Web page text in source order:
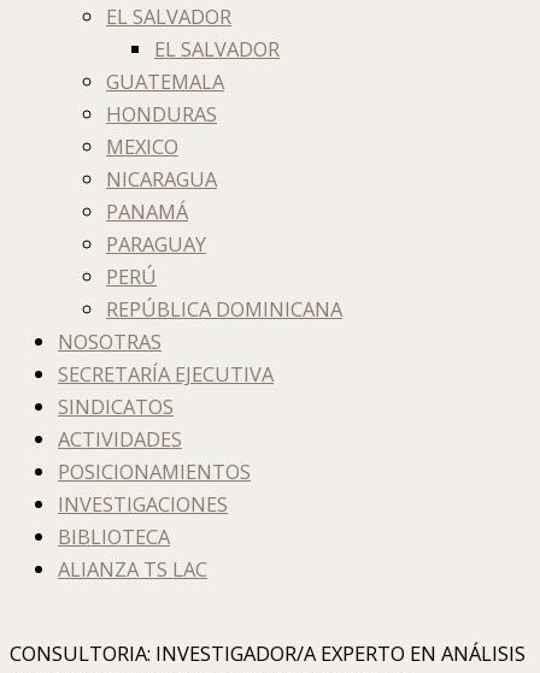
EL SALVADOR
EL SALVADOR
GUATEMALA
HONDURAS
MEXICO
NICARAGUA
PANAMÁ
PARAGUAY
PERÚ
REPÚBLICA DOMINICANA
NOSOTRAS
SECRETARÍA EJECUTIVA
SINDICATOS
ACTIVIDADES
POSICIONAMIENTOS
INVESTIGACIONES
BIBLIOTECA
ALIANZA TS LAC
CONSULTORIA: INVESTIGADOR/A EXPERTO EN ANÁLISIS